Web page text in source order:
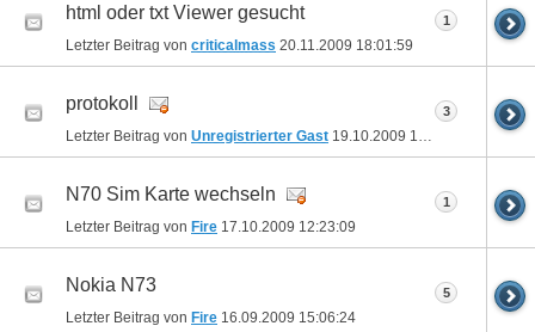
html oder txt Viewer gesucht
Letzter Beitrag von criticalmass 20.11.2009 18:01:59
1
protokoll
Letzter Beitrag von Unregistrierter Gast 19.10.2009 10:14:28
3
N70 Sim Karte wechseln
Letzter Beitrag von Fire 17.10.2009 12:23:09
1
Nokia N73
Letzter Beitrag von Fire 16.09.2009 15:06:24
5